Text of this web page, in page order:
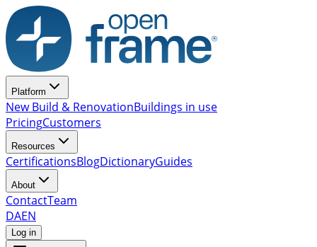
Platform
New Build & RenovationBuildings in use
PricingCustomers
Resources
CertificationsBlogDictionaryGuides
About
ContactTeam
DAEN
Log in